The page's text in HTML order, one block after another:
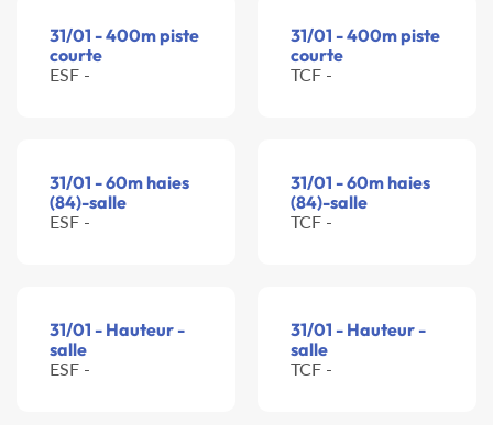
31/01 - 400m piste
courte
ESF -
31/01 - 400m piste
courte
TCF -
31/01 - 60m haies
(84)-salle
ESF -
31/01 - 60m haies
(84)-salle
TCF -
31/01 - Hauteur -
salle
ESF -
31/01 - Hauteur -
salle
TCF -